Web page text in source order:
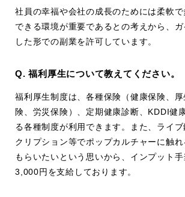
社員の幸福や会社の成長のためには柔軟
できる環境が重要であるとの考えから、ガ
した形での副業を許可しています。
Q. 福利厚生について教えてください。
福利厚生制度は、各種保険（健康保険、
険、労災保険）、定期健康診断、KDDI健
る各種制度が利用できます。また、ライ
クリプション等でポップカルチャーに触
もらいたいという思いから、インプット手
3,000円を支給しております。